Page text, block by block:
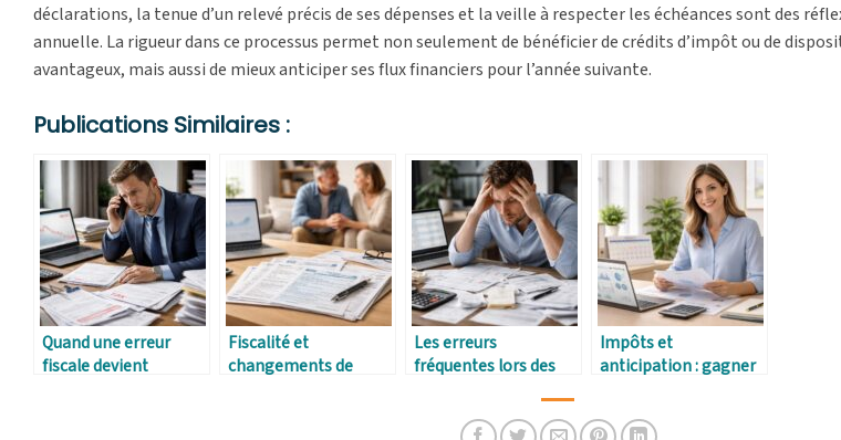
déclarations, la tenue d’un relevé précis de ses dépenses et la veille à respecter les échéances sont des
annuelle. La rigueur dans ce processus permet non seulement de bénéficier de crédits d’impôt ou de
avantageux, mais aussi de mieux anticiper ses flux financiers pour l’année suivante.
Publications Similaires :
Quand une erreur
fiscale devient
Fiscalité et
changements de
Les erreurs
fréquentes lors des
Impôts et
anticipation : gagner